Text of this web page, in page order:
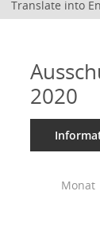
Translate into
2020
Monat